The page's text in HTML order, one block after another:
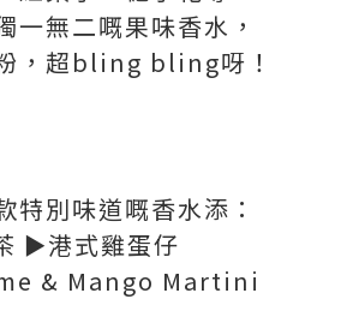
一無二嘅果味香水，
，超bling bling呀！
特別味道嘅香水添：
►港式雞蛋仔
& Mango Martini